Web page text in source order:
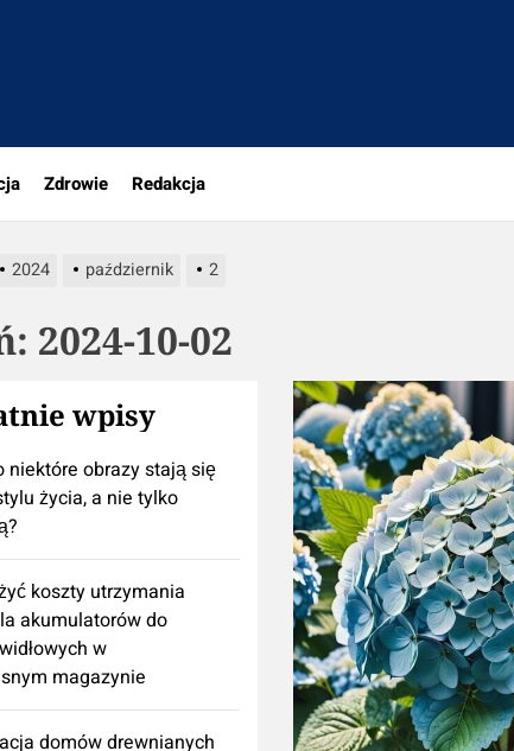
Zdrowie Redakcja
2024 październik 2
2024-10-02
wpisy
niektóre obrazy stają się
życia, a nie tylko
koszty utrzymania
akumulatorów do
w
magazynie
domów drewnianych